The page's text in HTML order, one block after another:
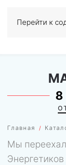
Перейти к
0
Главная
8
Мы